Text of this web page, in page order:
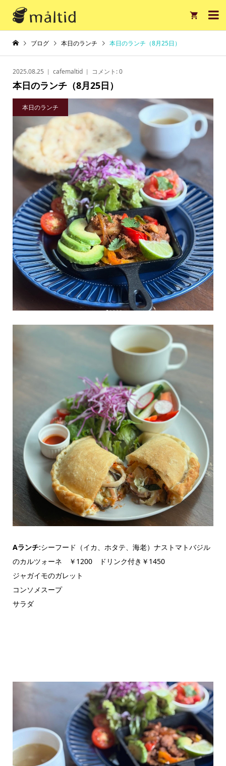

ブログ 本日のランチ 本日のランチ（8月25日）
2025.08.25 cafemaltid コメント:0
本日のランチ（8月25日）
本日のランチ
Aランチ:シーフード（イカ、ホタテ、海老）ナストマトバジル
のカルツォーネ ￥1200 ドリンク付き￥1450
ジャガイモのガレット
コンソメスープ
サラダ